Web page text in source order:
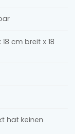
cm breit x 18
hat keinen